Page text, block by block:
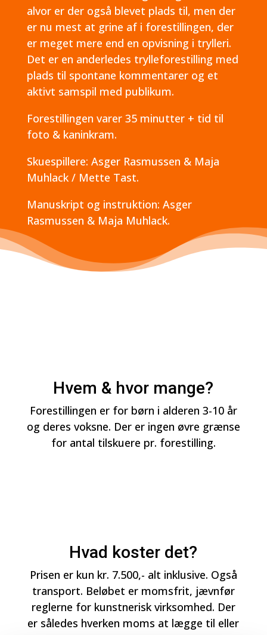
alvor er der også blevet plads til, men der
er nu mest at grine af i forestillingen, der
er meget mere end en opvisning i trylleri.
Det er en anderledes trylleforestilling med
plads til spontane kommentarer og et
aktivt samspil med publikum.
Forestillingen varer 35 minutter + tid til
foto & kaninkram.
Skuespillere: Asger Rasmussen & Maja
Muhlack / Mette Tast.
Manuskript og instruktion: Asger
Rasmussen & Maja Muhlack.
Hvem & hvor mange?
Forestillingen er for børn i alderen 3-10 år
og deres voksne. Der er ingen øvre grænse
for antal tilskuere pr. forestilling.
Hvad koster det?
Prisen er kun kr. 7.500,- alt inklusive. Også
transport. Beløbet er momsfrit, jævnfør
reglerne for kunstnerisk virksomhed. Der
er således hverken moms at lægge til eller